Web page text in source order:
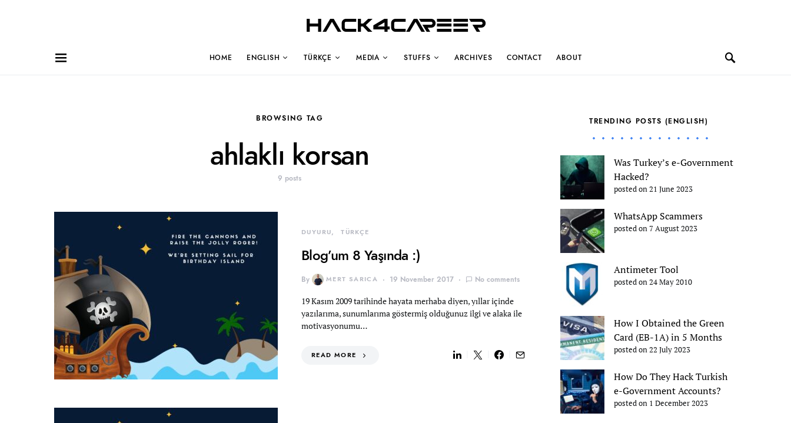
Hack4Career
HOME ENGLISH TÜRKÇE MEDIA STUFFS ARCHIVES CONTACT ABOUT
BROWSING TAG
ahlaklı korsan
9 posts
DUYURU TÜRKÇE
Blog’um 8 Yaşında :)
By MERT SARICA 19 November 2017 No comments
19 Kasım 2009 tarihinde hayata merhaba diyen, yıllar içinde
yazılarıma, sunumlarıma göstermiş olduğunuz ilgi ve alaka ile
motivasyonumu…
READ MORE
TRENDING POSTS (ENGLISH)
Was Turkey’s e-Government
Hacked?
posted on 21 June 2023
WhatsApp Scammers
posted on 7 August 2023
Antimeter Tool
posted on 24 May 2010
How I Obtained the Green
Card (EB-1A) in 5 Months
posted on 22 July 2023
How Do They Hack Turkish
e-Government Accounts?
posted on 1 December 2023